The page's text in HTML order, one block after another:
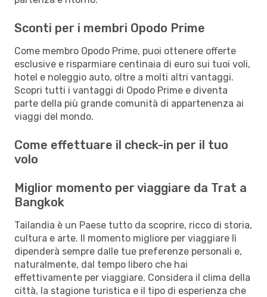
Sconti per i membri Opodo Prime
Come membro Opodo Prime, puoi ottenere offerte
esclusive e risparmiare centinaia di euro sui tuoi voli,
hotel e noleggio auto, oltre a molti altri vantaggi.
Scopri tutti i vantaggi di Opodo Prime e diventa
parte della più grande comunità di appartenenza ai
viaggi del mondo.
Come effettuare il check-in per il tuo
volo
Miglior momento per viaggiare da Trat a
Bangkok
Tailandia è un Paese tutto da scoprire, ricco di storia,
cultura e arte. Il momento migliore per viaggiare lì
dipenderà sempre dalle tue preferenze personali e,
naturalmente, dal tempo libero che hai
effettivamente per viaggiare. Considera il clima della
città, la stagione turistica e il tipo di esperienza che